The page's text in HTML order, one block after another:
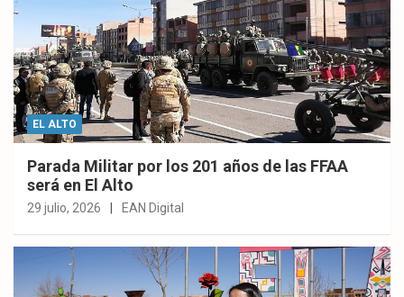
EL ALTO
Parada Militar por los 201 años de las FFAA
será en El Alto
29 julio, 2026 EAN Digital